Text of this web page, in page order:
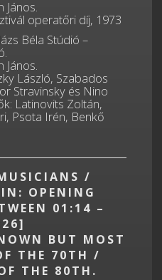
János.
operatőri díj, 1973
Béla Stúdió –
János.
László, Szabados
Stravinsky és Nino
Latinovits Zoltán,
Psota Irén, Benkő
/
OPENING
01:14 –
BUT MOST
THE 70TH /
THE 80TH.